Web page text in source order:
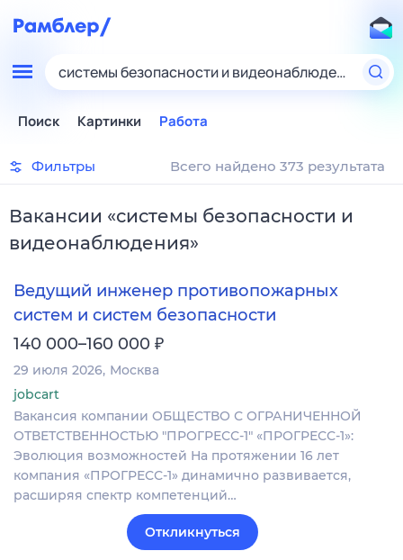
системы безопасности и видеонаблюдения
Поиск Картинки Работа
Фильтры Всего найдено 373 результата
Вакансии «системы безопасности и
видеонаблюдения»
Ведущий инженер противопожарных
систем и систем безопасности
140 000–160 000 ₽
29 июля 2026 Москва
jobcart
Вакансия компании ОБЩЕСТВО С ОГРАНИЧЕННОЙ
ОТВЕТСТВЕННОСТЬЮ "ПРОГРЕСС-1" «ПРОГРЕСС-1»:
Эволюция возможностей На протяжении 16 лет
компания «ПРОГРЕСС-1» динамично развивается,
расширяя спектр компетенций…
Откликнуться